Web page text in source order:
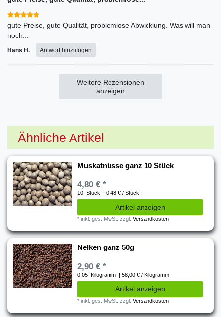
gute Preise, gute Qualität, problemlose Abwicklung. Was will man
noch...
Hans H. Antwort hinzufügen
Weitere Rezensionen
anzeigen
Ähnliche Artikel
Muskatnüsse ganz 10 Stück
4,80 € *
10 Stück | 0,48 € / Stück
Artikel anzeigen
*inkl. ges. MwSt. zzgl.Versandkosten
Nelken ganz 50g
2,90 € *
0.05 Kilogramm | 58,00 € / Kilogramm
Artikel anzeigen
*inkl. ges. MwSt. zzgl.Versandkosten